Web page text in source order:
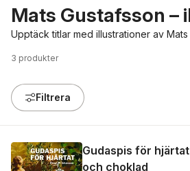
Mats Gustafsson –
Upptäck titlar med illustrationer av Mats
3 produkter
Filtrera
Gudaspis för
och choklad